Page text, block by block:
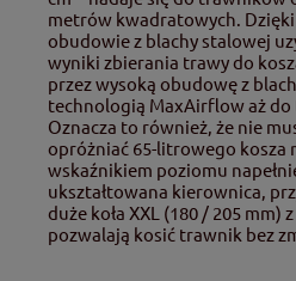
metrów kwadratowych.
obudowie z blachy stalowej
wyniki zbierania trawy do
przez wysoką obudowę z
technologią MaxAirflow aż do
Oznacza to również, że nie
opróżniać 65-litrowego kosza
wskaźnikiem poziomu
ukształtowana kierownica,
duże koła XXL (180 / 205 mm)
pozwalają kosić trawnik bez